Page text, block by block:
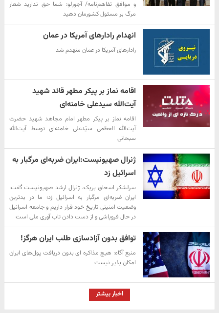
و موافق تفاهم‌نامه/ آجورلو: شما حق ندارید شعار
مرگ بر مسئول کشورمان دهید
انهدام رادارهای آمریکا در عمان
رادارهای آمریکا در عمان منهدم شد
اقامه نماز بر پیکر مطهر قائد شهید
آیت‌الله سیدعلی خامنه‌ای
اقامه نماز بر پیکر مطهر امام مجاهد شهید حضرت
آیت‌الله العظمی سیّدعلی خامنه‌ای توسط آیت‌الله
سبحانی
ژنرال صهیونیست:ایران ضربه‌ای مرگبار به
اسرائیل زد
سرلشکر اسحاق بریک، ژنرال ارشد صهیونیست گفت:
ایران ضربه‌ای مرگبار به اسرائیل زد؛ ما در بدترین
وضعیت امنیتی تاریخ خود قرار داریم و جامعه اسرائیل
در حال فروپاشی و از دست دادن تاب‌ آوری ملی است
توافق بدون آزادسازی طلب ایران هرگز!
منبع آگاه: هیچ مذاکره ای بدون دریافت پول‌های ایران
امکان پذیر نیست
اخبار بیشتر